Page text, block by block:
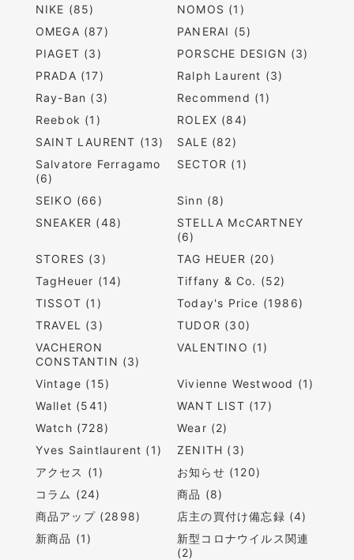
NIKE (85)
NOMOS (1)
OMEGA (87)
PANERAI (5)
PIAGET (3)
PORSCHE DESIGN (3)
PRADA (17)
Ralph Laurent (3)
Ray-Ban (3)
Recommend (1)
Reebok (1)
ROLEX (84)
SAINT LAURENT (13)
SALE (82)
Salvatore Ferragamo
(6)
SECTOR (1)
SEIKO (66)
Sinn (8)
SNEAKER (48)
STELLA McCARTNEY
(6)
STORES (3)
TAG HEUER (20)
TagHeuer (14)
Tiffany & Co. (52)
TISSOT (1)
Today's Price (1986)
TRAVEL (3)
TUDOR (30)
VACHERON
CONSTANTIN (3)
VALENTINO (1)
Vintage (15)
Vivienne Westwood (1)
Wallet (541)
WANT LIST (17)
Watch (728)
Wear (2)
Yves Saintlaurent (1)
ZENITH (3)
アクセス (1)
お知らせ (120)
コラム (24)
商品 (8)
商品アップ (2898)
店主の買付け備忘録 (4)
新商品 (1)
新型コロナウイルス関連
(2)